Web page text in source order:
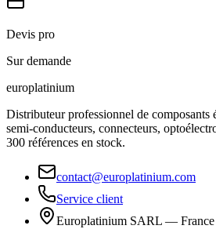
Devis pro
Sur demande
europlatinium
Distributeur professionnel de composants
semi-conducteurs, connecteurs,
300 références en stock.
contact@europlatinium.com
Service client
Europlatinium SARL — France